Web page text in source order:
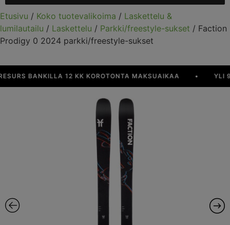
Etusivu / Koko tuotevalikoima / Laskettelu &
lumilautailu / Laskettelu / Parkki/freestyle-sukset / Faction
Prodigy 0 2024 parkki/freestyle-sukset
BANKILLA 12 KK KOROTONTA MAKSUAIKAA YLI 90